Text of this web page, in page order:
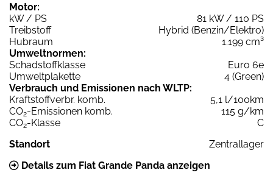
Motor:
kW / PS
81 kW / 110 PS
Treibstoff
Hybrid (Benzin/Elektro)
Hubraum
1.199 cm³
Umweltnormen:
Schadstoffklasse
Euro 6e
Umweltplakette
4 (Green)
Verbrauch und Emissionen nach WLTP:
Kraftstoffverbr. komb.
5,1 l/100km
CO2-Emissionen komb.
115 g/km
CO2-Klasse
C
Standort
Zentrallager
Details zum Fiat Grande Panda anzeigen